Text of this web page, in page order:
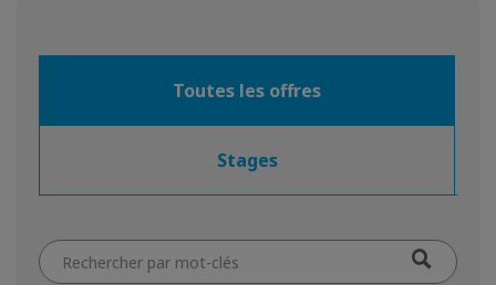
Toutes les offres
Stages